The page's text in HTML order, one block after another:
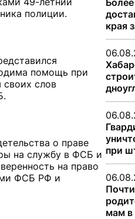
полиции.
помощь при
слов
о праве
на службу в ФСБ и
на право
ФСБ РФ и
края
при
мам в